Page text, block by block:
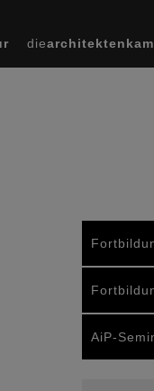
die
AiP-